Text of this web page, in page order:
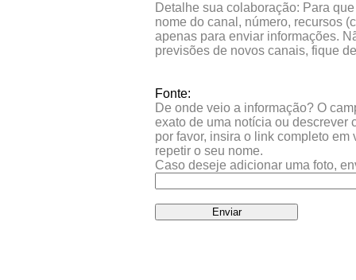
Detalhe sua colaboração: Para
nome do canal, número, recursos
apenas para enviar informações.
previsões de novos canais, fique
Fonte:
De onde veio a informação? O
exato de uma notícia ou descrever
por favor, insira o link completo
repetir o seu nome.
Caso deseje adicionar uma foto,